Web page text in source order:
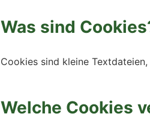
Was sind
Cookies sind kleine
Welche Cookies